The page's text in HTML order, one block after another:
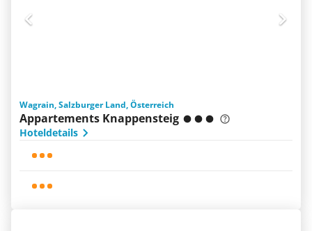
Wagrain, Salzburger Land, Österreich
Appartements Knappensteig
Hoteldetails